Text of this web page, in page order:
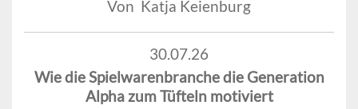
Von Katja Keienburg
30.07.26
Wie die Spielwarenbranche die Generation
Alpha zum Tüfteln motiviert